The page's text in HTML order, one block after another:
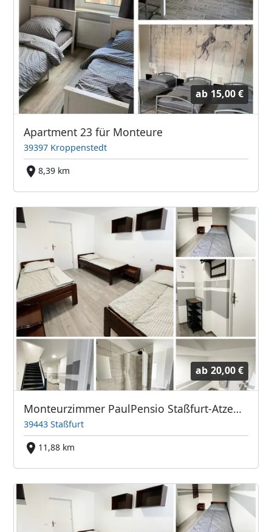
ab 15,00 €
Apartment 23 für Monteure
39397 Kroppenstedt
8,39 km
ab 20,00 €
Monteurzimmer PaulPensio Staßfurt-Atzendorf-Bernburg-Magdeburg
39443 Staßfurt
11,88 km